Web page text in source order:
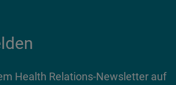
Health Relations-Newsletter auf